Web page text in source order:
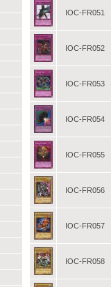
IOC-FR051
IOC-FR052
IOC-FR053
IOC-FR054
IOC-FR055
IOC-FR056
IOC-FR057
IOC-FR058